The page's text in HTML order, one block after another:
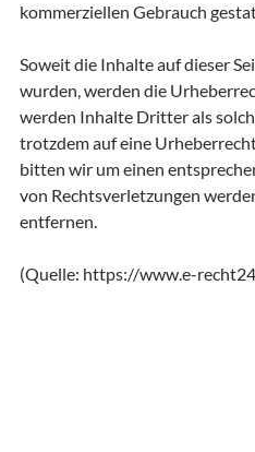
kommerziellen Gebrauch
Soweit die Inhalte auf dieser
wurden, werden die
werden Inhalte Dritter als
trotzdem auf eine
bitten wir um einen
von Rechtsverletzungen
entfernen.
(Quelle: https://www.e-